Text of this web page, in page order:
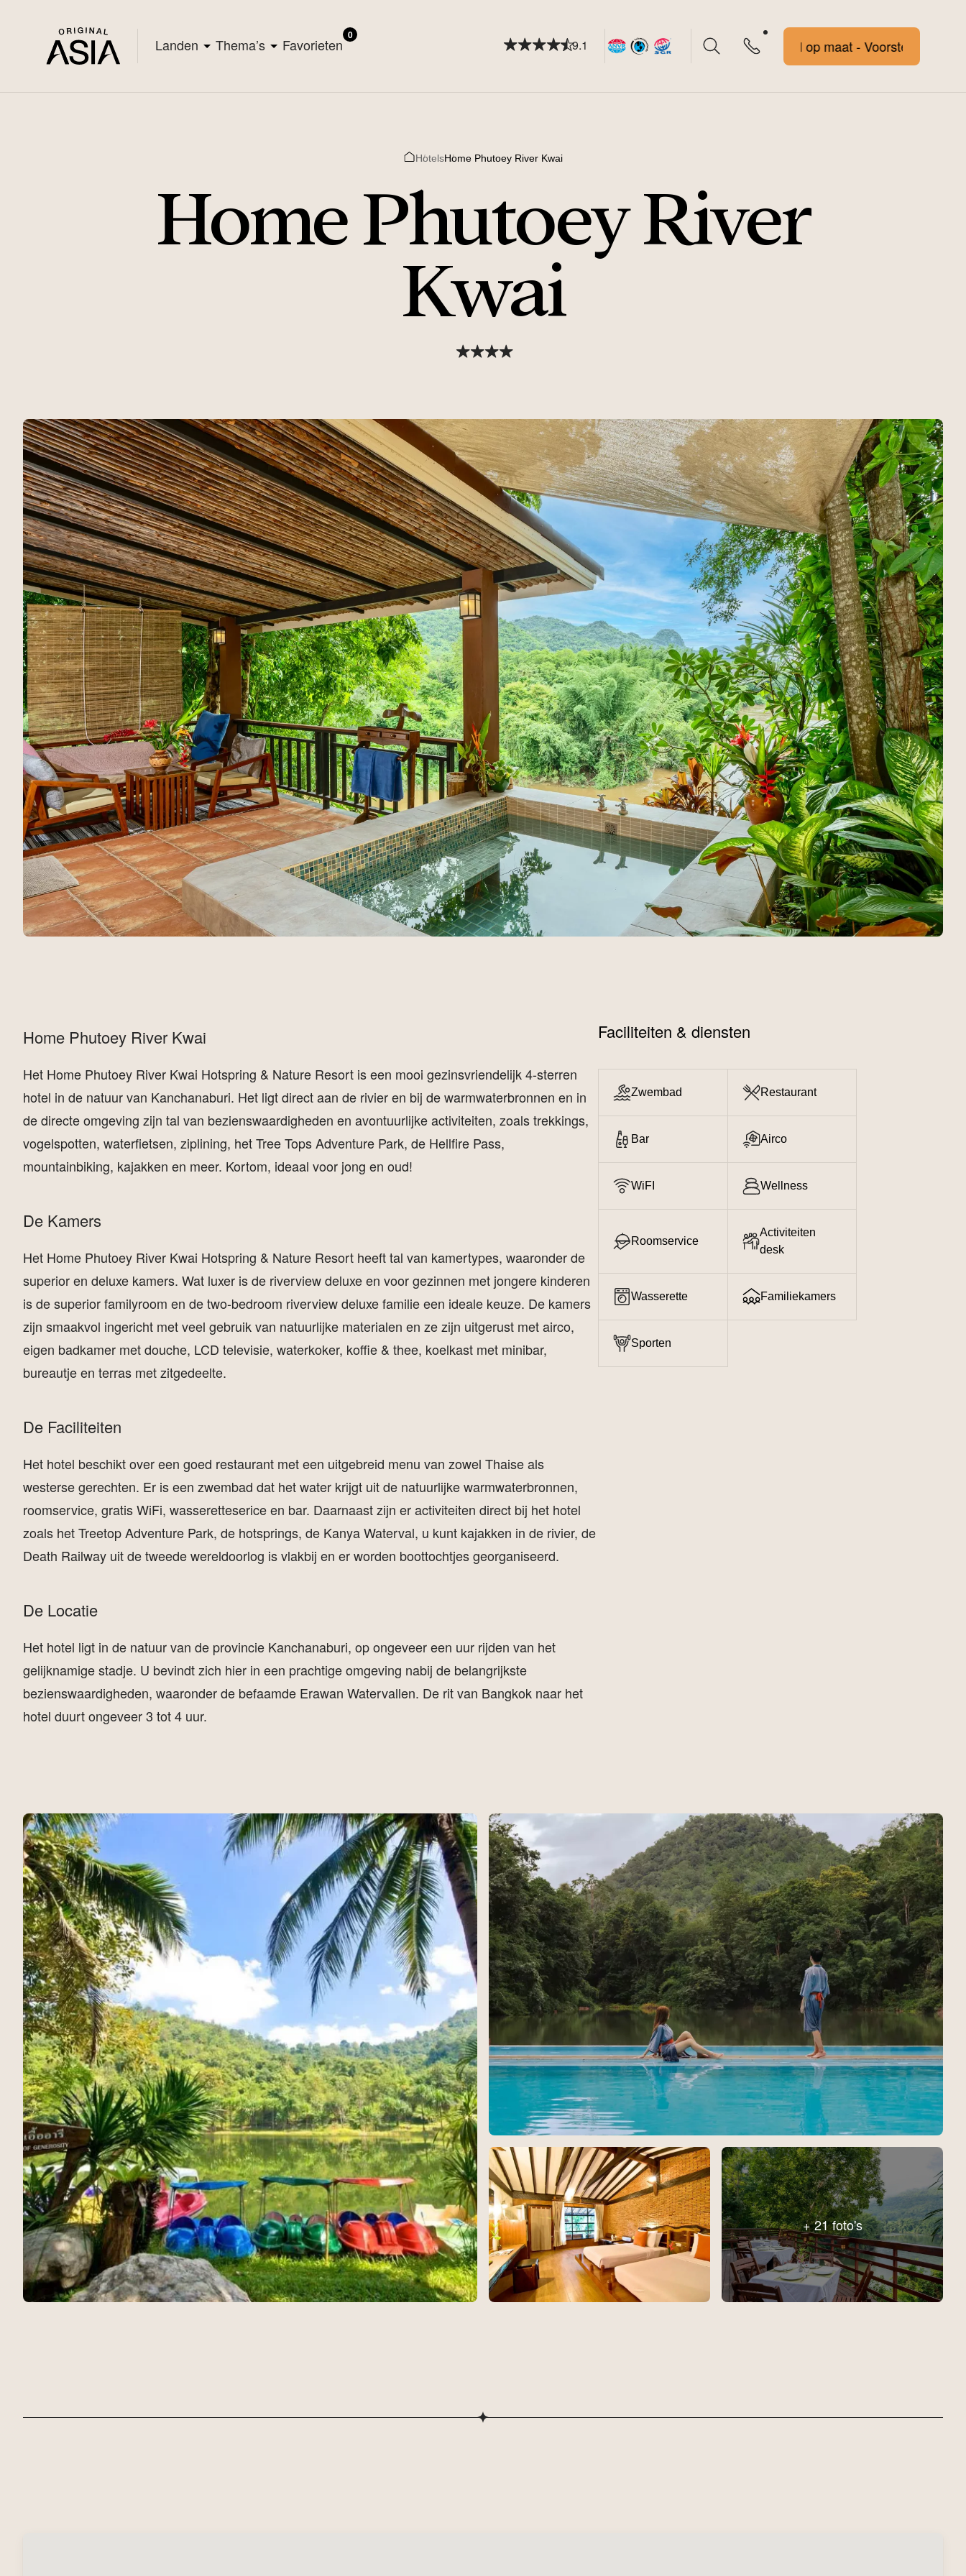
Landen Thema’s Favorieten
0
9.1 Voorstel op maat - Voorstel op maat
HotelsHome Phutoey River Kwai
Home Phutoey River
Kwai
Home Phutoey River Kwai
Het Home Phutoey River Kwai Hotspring & Nature Resort is een mooi gezinsvriendelijk 4-sterren
hotel in de natuur van Kanchanaburi. Het ligt direct aan de rivier en bij de warmwaterbronnen en in
de directe omgeving zijn tal van bezienswaardigheden en avontuurlijke activiteiten, zoals trekkings,
vogelspotten, waterfietsen, ziplining, het Tree Tops Adventure Park, de Hellfire Pass,
mountainbiking, kajakken en meer. Kortom, ideaal voor jong en oud!
De Kamers
Het Home Phutoey River Kwai Hotspring & Nature Resort heeft tal van kamertypes, waaronder de
superior en deluxe kamers. Wat luxer is de riverview deluxe en voor gezinnen met jongere kinderen
is de superior familyroom en de two-bedroom riverview deluxe familie een ideale keuze. De kamers
zijn smaakvol ingericht met veel gebruik van natuurlijke materialen en ze zijn uitgerust met airco,
eigen badkamer met douche, LCD televisie, waterkoker, koffie & thee, koelkast met minibar,
bureautje en terras met zitgedeelte.
De Faciliteiten
Het hotel beschikt over een goed restaurant met een uitgebreid menu van zowel Thaise als
westerse gerechten. Er is een zwembad dat het water krijgt uit de natuurlijke warmwaterbronnen,
roomservice, gratis WiFi, wasseretteserice en bar. Daarnaast zijn er activiteiten direct bij het hotel
zoals het Treetop Adventure Park, de hotsprings, de Kanya Waterval, u kunt kajakken in de rivier, de
Death Railway uit de tweede wereldoorlog is vlakbij en er worden boottochtjes georganiseerd.
De Locatie
Het hotel ligt in de natuur van de provincie Kanchanaburi, op ongeveer een uur rijden van het
gelijknamige stadje. U bevindt zich hier in een prachtige omgeving nabij de belangrijkste
bezienswaardigheden, waaronder de befaamde Erawan Watervallen. De rit van Bangkok naar het
hotel duurt ongeveer 3 tot 4 uur.
Faciliteiten & diensten
Zwembad Restaurant
Bar Airco
WiFI Wellness
Roomservice
Activiteiten
desk
Wasserette Familiekamers
Sporten
+ 21 foto's